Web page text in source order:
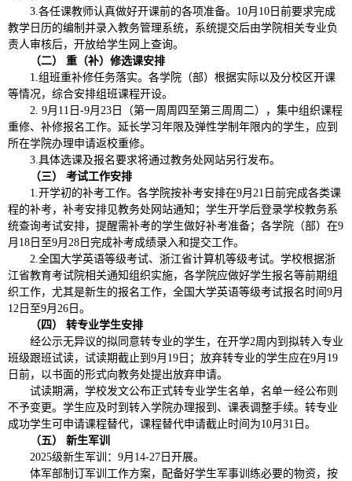
3.各任课教师认真做好开课前的各项准备。10月10日前要求完成
教学日历的编制并录入教务管理系统，系统提交后由学院相关专业负
责人审核后，开放给学生网上查询。
（二） 重（补）修选课安排
1.组班重补修任务落实。各学院（部）根据实际以及分校区开课
等情况，综合安排组班课程开设。
2. 9月11日-9月23日（第一周周四至第三周周二），集中组织课程
重修、补修报名工作。延长学习年限及弹性学制年限内的学生，应到
所在学院办理申请返校重修。
3.具体选课及报名要求将通过教务处网站另行发布。
（三） 考试工作安排
1.开学初的补考工作。各学院按补考安排在9月21日前完成各类课
程的补考，补考安排见教务处网站通知；学生开学后登录学校教务系
统查询考试安排，提醒需补考的学生做好补考准备；各学院（部）在9
月18日至9月28日完成补考成绩录入和提交工作。
2.全国大学英语等级考试、浙江省计算机等级考试。学校根据浙
江省教育考试院相关通知组织实施，各学院应做好学生报名等前期组
织工作，尤其是新生的报名工作，全国大学英语等级考试报名时间9月
12日至9月26日。
（四） 转专业学生安排
经公示无异议的拟同意转专业的学生，在开学2周内到拟转入专业
班级跟班试读，试读期截止到9月19日；放弃转专业的学生应在9月19
日前，以书面的形式向教务处提出放弃申请。
试读期满，学校发文公布正式转专业学生名单，名单一经公布则
不予变更。学生应及时到转入学院办理报到、课表调整手续。转专业
成功学生可申请课程替代，课程替代申请截止时间为10月31日。
（五） 新生军训
2025级新生军训：9月14-27日开展。
体军部制订军训工作方案，配备好学生军事训练必要的物资，按